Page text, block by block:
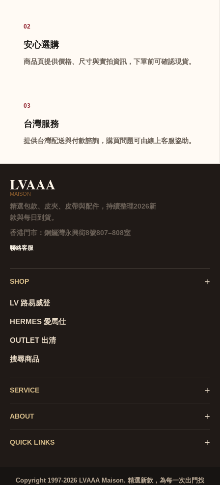
02
安心選購
商品頁提供價格、尺寸與實拍資訊，下單前可確認現貨。
03
台灣服務
提供台灣配送與付款諮詢，購買問題可由線上客服協助。
LVAAA
MAISON
精選包款、皮夾、皮帶與配件，持續整理2026新
款與每日到貨。
香港門市： 銅鑼灣永興街8號807–808室
聯絡客服
SHOP +
LV 路易威登
HERMES 愛馬仕
OUTLET 出清
搜尋商品
SERVICE +
ABOUT +
QUICK LINKS +
Copyright 1997-2026 LVAAA Maison. 精選新款，為每一次出門找